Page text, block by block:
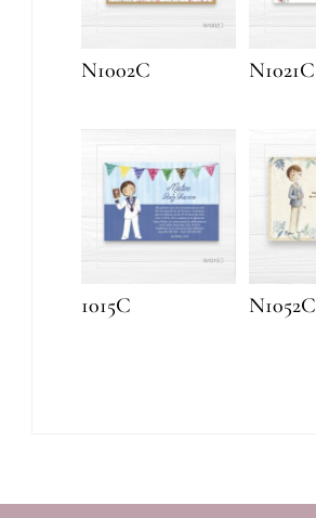
N1002C N1021C
1015C N1052C